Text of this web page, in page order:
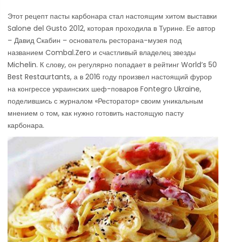
Этот рецепт пасты карбонара стал настоящим хитом выставки
Salone del Gusto 2012, которая проходила в Турине. Ее автор
– Давид Скабин – основатель ресторана-музея под
названием Combal.Zero и счастливый владелец звезды
Michelin. К слову, он регулярно попадает в рейтинг World’s 50
Best Restaurtants, а в 2016 году произвел настоящий фурор
на конгрессе украинских шеф-поваров Fontegro Ukraine,
поделившись с журналом «Ресторатор» своим уникальным
мнением о том, как нужно готовить настоящую пасту
карбонара.